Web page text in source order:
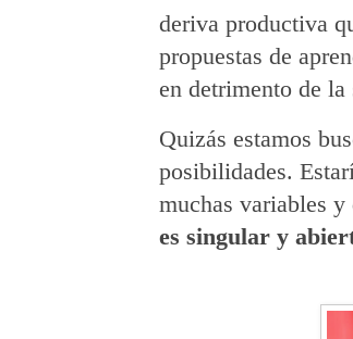
deriva productiva
propuestas de
en detrimento de
Quizás estamos
posibilidades.
muchas variables
es singular y